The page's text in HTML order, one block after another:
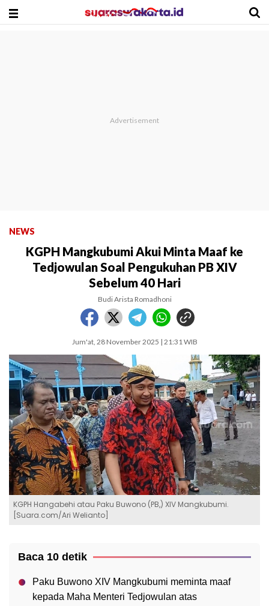
NEWS
KGPH Mangkubumi Akui Minta Maaf ke
Tedjowulan Soal Pengukuhan PB XIV
Sebelum 40 Hari
Budi Arista Romadhoni
Jum'at, 28 November 2025 | 21:31 WIB
KGPH Hangabehi atau Paku Buwono (PB,) XIV Mangkubumi.
[Suara.com/Ari Welianto]
Baca 10 detik
Paku Buwono XIV Mangkubumi meminta maaf
kepada Maha Menteri Tedjowulan atas